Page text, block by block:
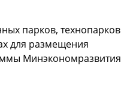
парков, технопарков
для размещения
Минэкономразвития